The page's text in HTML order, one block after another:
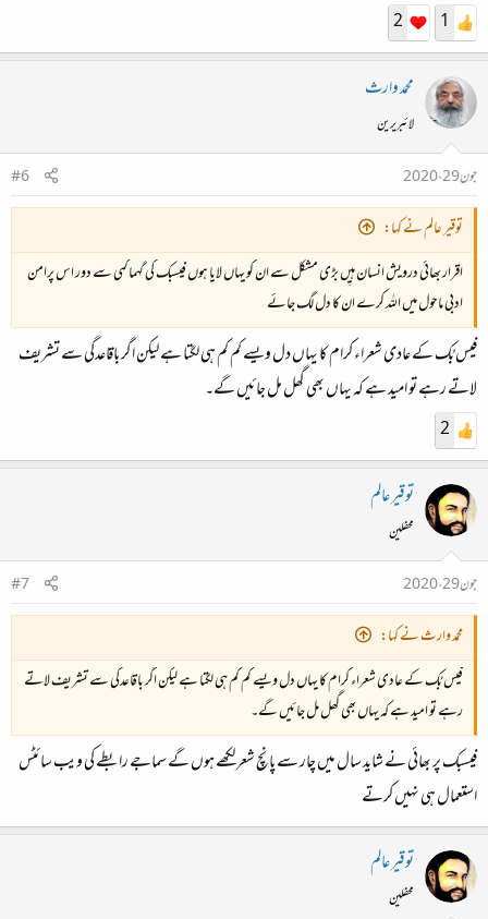
1
2
محمد وارث
لائبریرین
جون 29، 2020
#6
توقیر عالم نے کہا:
اقرار بھائی درویش انسان ہیِں بڑی مشکل سے ان کو یہاں لایا ہوں فیسبک کی گہماگمی سے دور اس پرامن
ادبی ماحول میں اللہ کرے ان کا دل لگ جائے
فیس بُک کے عادی شعراء کرام کا یہاں دل ویسے کم کم ہی لگتا ہے لیکن اگر باقاعدگی سے تشریف
لاتے رہے تو امید ہے کہ یہاں بھی گھل مل جائیں گے۔
2
توقیر عالم
محفلین
جون 29، 2020
#7
محمد وارث نے کہا:
فیس بُک کے عادی شعراء کرام کا یہاں دل ویسے کم کم ہی لگتا ہے لیکن اگر باقاعدگی سے تشریف لاتے
رہے تو امید ہے کہ یہاں بھی گھل مل جائیں گے۔
فیسبک پر بھائی نے شاید سال میں چار سے پانچ شعر لکھے ہوں گے سماجے رابطے کی ویب سائٹس
استعمال ہی نہیں کرتے
توقیر عالم
محفلین